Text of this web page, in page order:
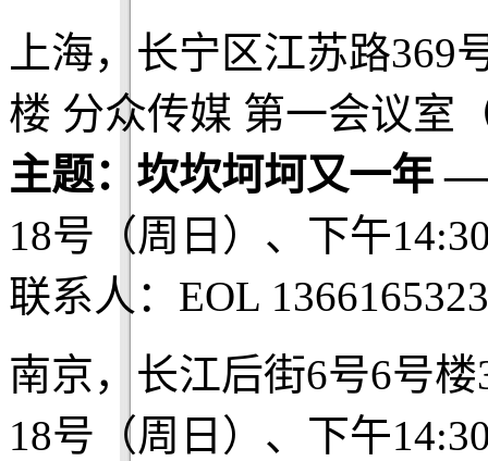
上海，长宁区江苏路
楼 分众传媒 第一会议室
主题：坎坎坷坷又一年
18号（周日）、下午
联系人：EOL
南京，长江后街6号6号
18号（周日）、下午